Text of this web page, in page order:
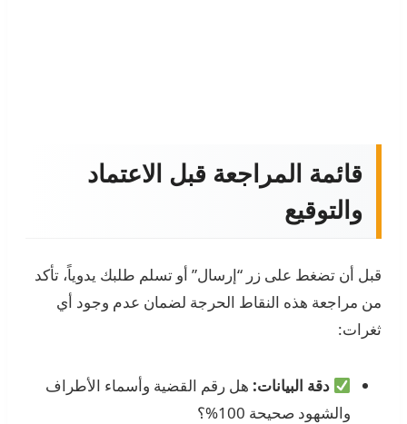
قائمة المراجعة قبل الاعتماد
والتوقيع
قبل أن تضغط على زر “إرسال” أو تسلم طلبك يدوياً، تأكد
من مراجعة هذه النقاط الحرجة لضمان عدم وجود أي
ثغرات:
دقة البيانات: هل رقم القضية وأسماء الأطراف
والشهود صحيحة 100%؟